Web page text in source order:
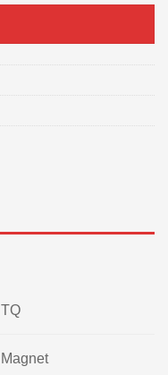
TQ
Magnet